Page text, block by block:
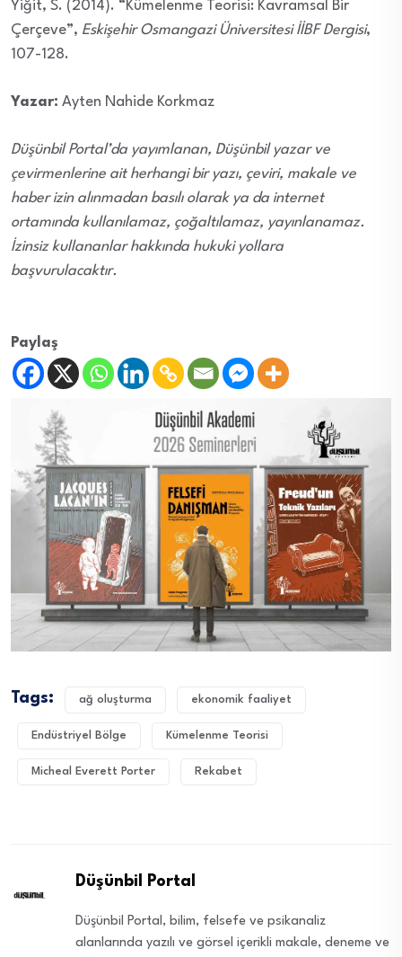
Yiğit, S. (2014). “Kümelenme Teorisi: Kavramsal Bir
Çerçeve”, Eskişehir Osmangazi Üniversitesi İİBF Dergisi,
107-128.
Yazar: Ayten Nahide Korkmaz
Düşünbil Portal’da yayımlanan, Düşünbil yazar ve
çevirmenlerine ait herhangi bir yazı, çeviri, makale ve
haber izin alınmadan basılı olarak ya da internet
ortamında kullanılamaz, çoğaltılamaz, yayınlanamaz.
İzinsiz kullananlar hakkında hukuki yollara
başvurulacaktır.
Paylaş
Tags: ağ oluşturma ekonomik faaliyet
Endüstriyel Bölge Kümelenme Teorisi
Micheal Everett Porter Rekabet
Düşünbil Portal
Düşünbil Portal, bilim, felsefe ve psikanaliz
alanlarında yazılı ve görsel içerikli makale, deneme ve